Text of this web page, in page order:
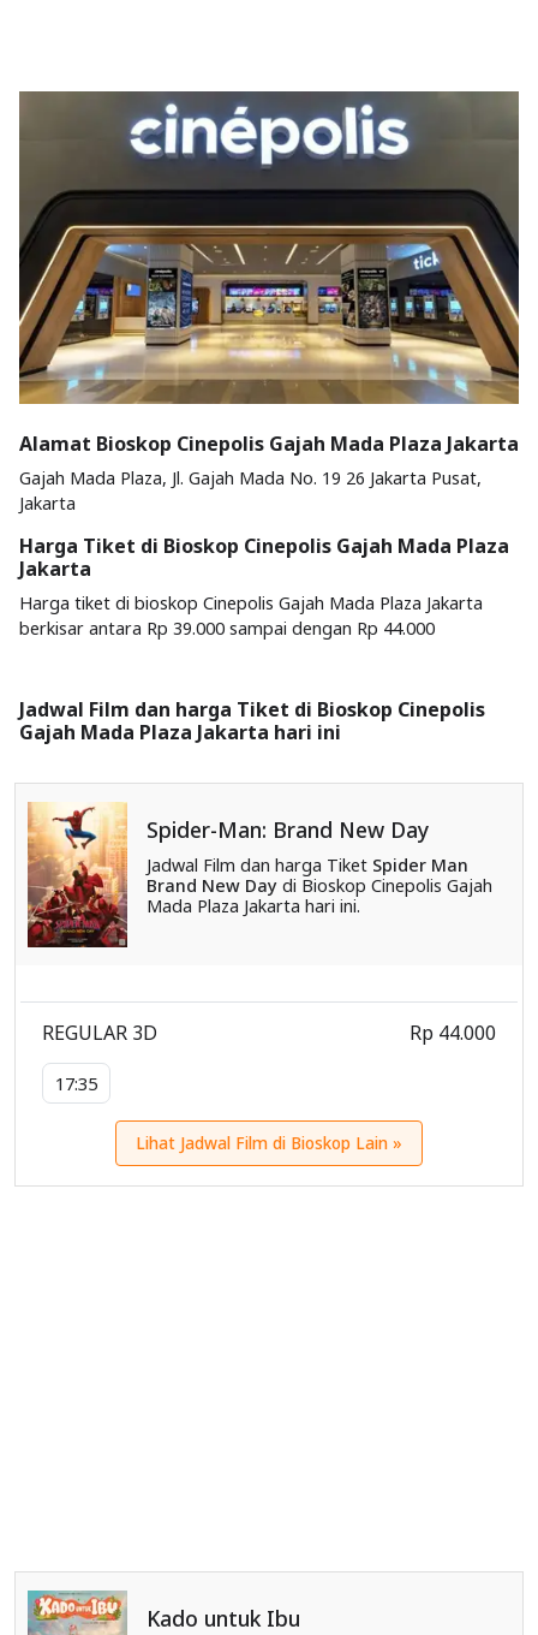
Alamat Bioskop Cinepolis Gajah Mada Plaza Jakarta
Gajah Mada Plaza, Jl. Gajah Mada No. 19 26 Jakarta Pusat,
Jakarta
Harga Tiket di Bioskop Cinepolis Gajah Mada Plaza
Jakarta
Harga tiket di bioskop Cinepolis Gajah Mada Plaza Jakarta
berkisar antara Rp 39.000 sampai dengan Rp 44.000
Jadwal Film dan harga Tiket di Bioskop Cinepolis
Gajah Mada Plaza Jakarta hari ini
Spider-Man: Brand New Day
Jadwal Film dan harga Tiket Spider Man
Brand New Daydi Bioskop Cinepolis Gajah
Mada Plaza Jakarta hari ini.
REGULAR 3D
17:35
Rp 44.000
Lihat Jadwal Film di Bioskop Lain »
Kado untuk Ibu